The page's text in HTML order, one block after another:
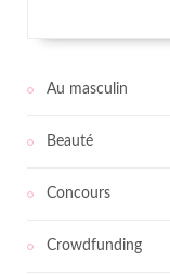
Au masculin
Beauté
Concours
Crowdfunding